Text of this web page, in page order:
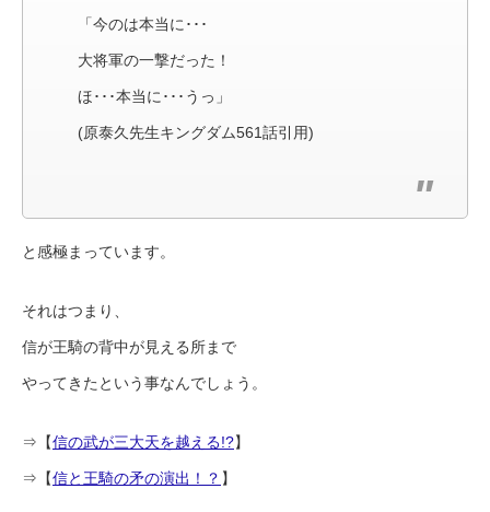
「今のは本当に･･･
大将軍の一撃だった！
ほ･･･本当に･･･うっ」
(原泰久先生キングダム561話引用)
と感極まっています。
それはつまり、
信が王騎の背中が見える所まで
やってきたという事なんでしょう。
⇒【信の武が三大天を越える!?】
⇒【信と王騎の矛の演出！？ 】